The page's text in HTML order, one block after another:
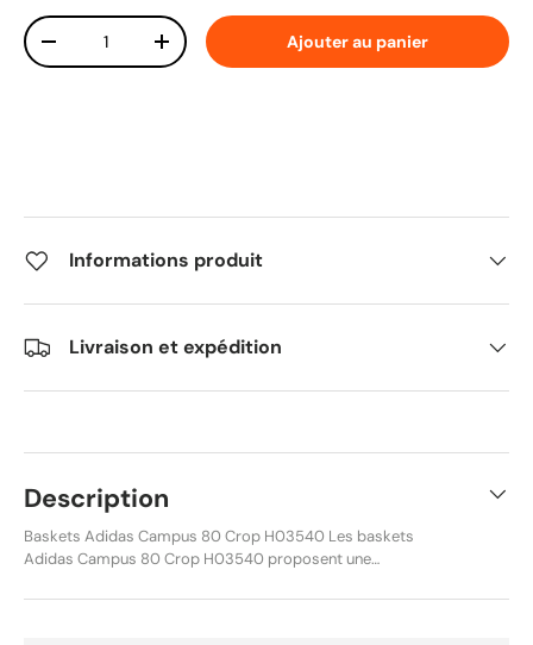
Qté
Diminuer la quantitéAugmenter la quantitéAjouter au panier
Informations produit
Livraison et expédition
Description
Baskets Adidas Campus 80 Crop H03540 Les baskets
Adidas Campus 80 Crop H03540 proposent une
Adidas Originals. Leur esthétique rétro et leur coloris